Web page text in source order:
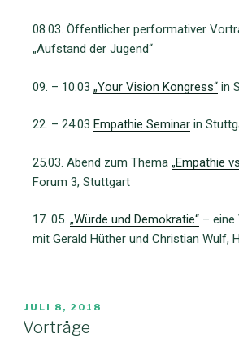
08.03. Öffentlicher performativer
„Aufstand der Jugend“
09. – 10.03 „Your Vision Kongress“ in
22. – 24.03 Empathie Seminar in
25.03. Abend zum Thema „Empathie
Forum 3, Stuttgart
17. 05. „Würde und Demokratie“ – eine
mit Gerald Hüther und Christian Wulf,
JULI 8, 2018
Vorträge